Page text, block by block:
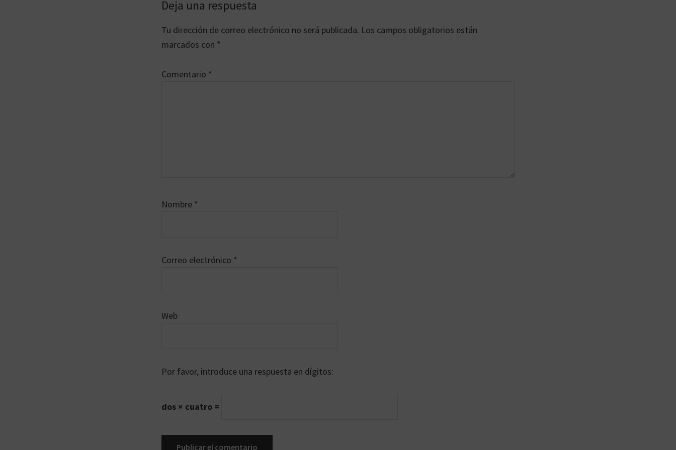
Interacciones
con
los
Deja una respuesta
Tu dirección de correo electrónico no será publicada. Los campos obligatorios están
marcados con *
Comentario *
Nombre *
Correo electrónico *
Web
Por favor, introduce una respuesta en dígitos:
dos × cuatro =